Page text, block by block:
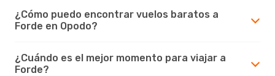
¿Cómo puedo encontrar vuelos baratos a
Forde en Opodo?
¿Cuándo es el mejor momento para viajar a
Forde?